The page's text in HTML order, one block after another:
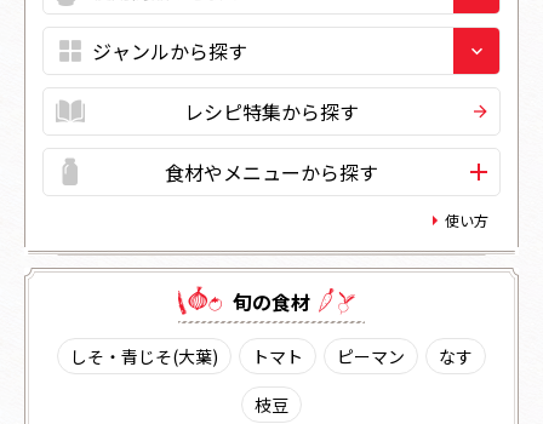
レシピ特集から探す
食材やメニューから探す
使い方
旬の⾷材
しそ・青じそ(大葉) トマト ピーマン
なす
枝豆